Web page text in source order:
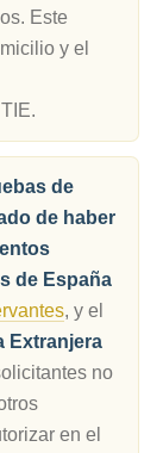
Este
y el
de
de haber
de España
, y el
Extranjera
no
en el